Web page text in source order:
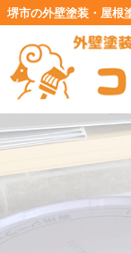
堺市の外壁塗装・屋根